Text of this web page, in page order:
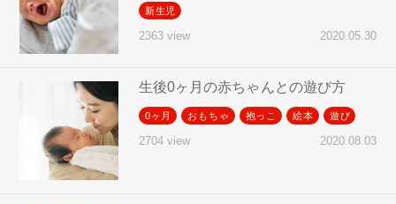
新生児
2363 view 2020.05.30
生後0ヶ月の赤ちゃんとの遊び方
0ヶ月 おもちゃ 抱っこ 絵本 遊び
2704 view 2020.08.03